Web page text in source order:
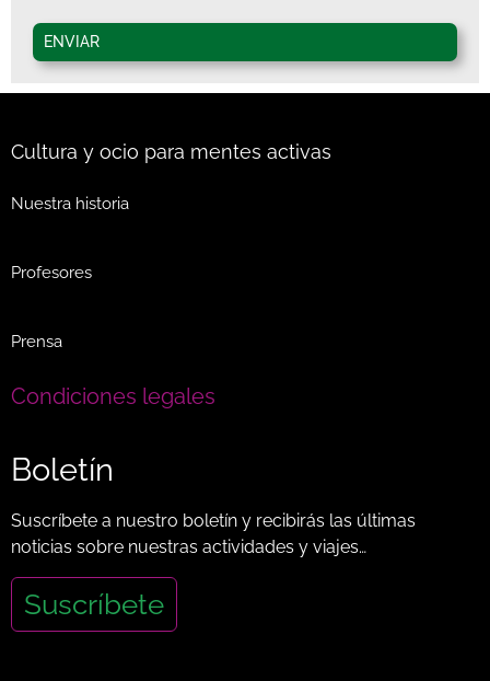
ENVIAR
Cultura y ocio para mentes activas
Nuestra historia
Profesores
Prensa
Condiciones legales
Boletín
Suscríbete a nuestro boletín y recibirás las últimas
noticias sobre nuestras actividades y viajes…
Suscríbete